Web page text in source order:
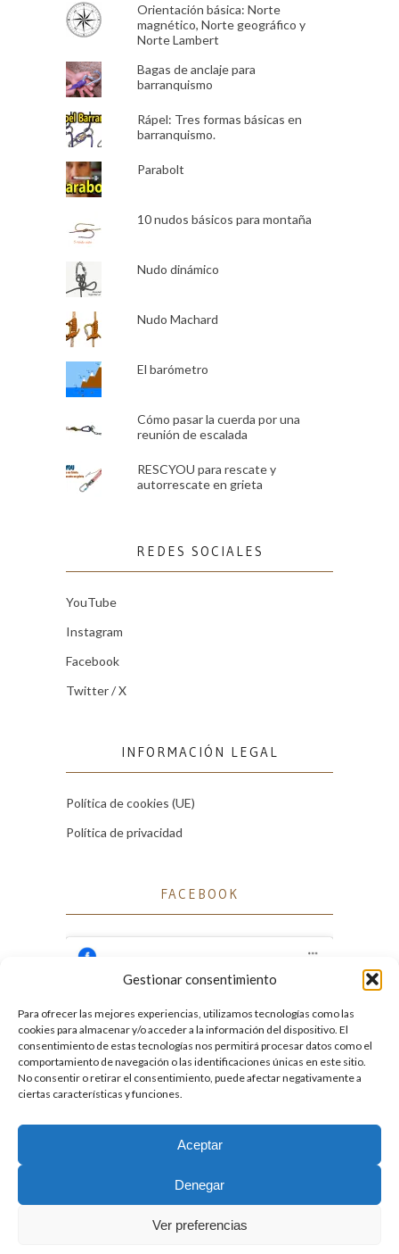
Gestionar consentimiento
Para ofrecer las mejores experiencias, utilizamos tecnologías como las
cookies para almacenar y/o acceder a la información del dispositivo. El
consentimiento de estas tecnologías nos permitirá procesar datos como el
comportamiento de navegación o las identificaciones únicas en este sitio.
No consentir o retirar el consentimiento, puede afectar negativamente a
ciertas características y funciones.
Aceptar
Denegar
Ver preferencias
Orientación básica: Norte
magnético, Norte geográfico y
Norte Lambert
Bagas de anclaje para
barranquismo
Rápel: Tres formas básicas en
barranquismo.
Parabolt
10 nudos básicos para montaña
Nudo dinámico
Nudo Machard
El barómetro
Cómo pasar la cuerda por una
reunión de escalada
RESCYOU para rescate y
autorrescate en grieta
REDES SOCIALES
YouTube
Instagram
Facebook
Twitter / X
INFORMACIÓN LEGAL
Política de cookies (UE)
Política de privacidad
FACEBOOK
Facebook
Haz clic para aceptar cookies de marketing
y permitir este contenido